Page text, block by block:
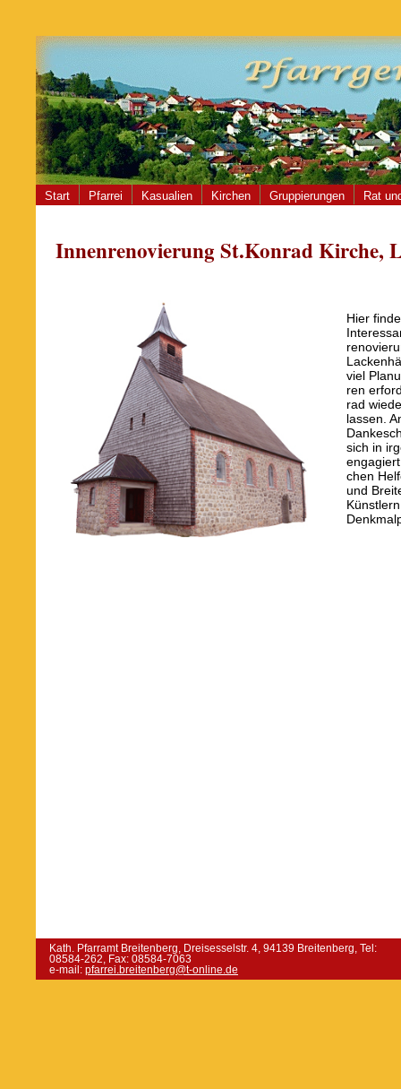
Start Pfarrei Kasualien Kirchen Gruppierungen Rat
Innenrenovierung St.Konrad Kirche,
Hier
viel
ren
rad
lassen.
sich in
chen
und
Kath. Pfarramt Breitenberg, Dreisesselstr. 4, 94139 Breitenberg, Tel:
08584-262, Fax: 08584-7063
e-mail: pfarrei.breitenberg@t-online.de